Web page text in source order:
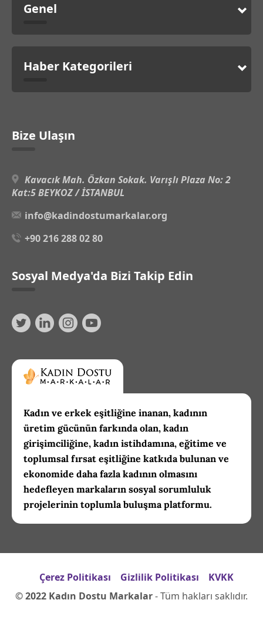
Genel
Haber Kategorileri
Bize Ulaşın
Kavacık Mah. Özkan Sokak. Varışlı Plaza No: 2
Kat:5 BEYKOZ / İSTANBUL
info@kadindostumarkalar.org
+90 216 288 02 80
Sosyal Medya'da Bizi Takip Edin
Kadın ve erkek eşitliğine inanan, kadının
üretim gücünün farkında olan, kadın
girişimciliğine, kadın istihdamına, eğitime ve
toplumsal fırsat eşitliğine katkıda bulunan ve
ekonomide daha fazla kadının olmasını
hedefleyen markaların sosyal sorumluluk
projelerinin toplumla buluşma platformu.
Çerez Politikası Gizlilik Politikası
KVKK
© 2022 Kadın Dostu Markalar- Tüm hakları saklıdır.